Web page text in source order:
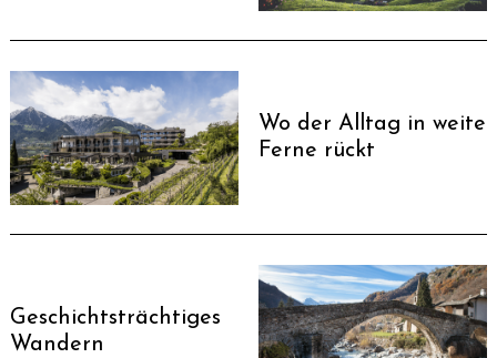
Wo der Alltag in weite
Ferne rückt
Geschichtsträchtiges
Wandern